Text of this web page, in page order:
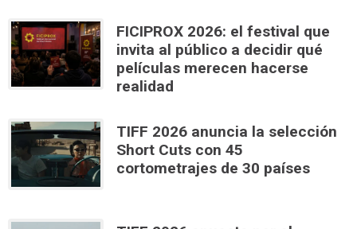
FICIPROX 2026: el festival que
invita al público a decidir qué
películas merecen hacerse
realidad
TIFF 2026 anuncia la selección
Short Cuts con 45
cortometrajes de 30 países